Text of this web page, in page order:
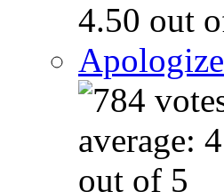
Apologize